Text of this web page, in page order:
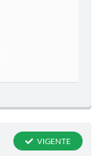
VIGENTE